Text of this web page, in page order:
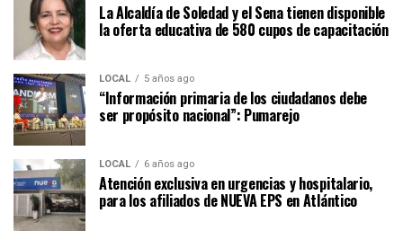
La Alcaldía de Soledad y el Sena tienen disponible
la oferta educativa de 580 cupos de capacitación
LOCAL 5 años ago
“Información primaria de los ciudadanos debe
ser propósito nacional”: Pumarejo
LOCAL 6 años ago
Atención exclusiva en urgencias y hospitalario,
para los afiliados de NUEVA EPS en Atlántico